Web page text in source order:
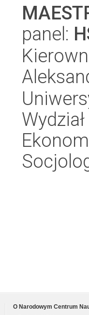
panel:
Wydział
O Narodowym Centrum